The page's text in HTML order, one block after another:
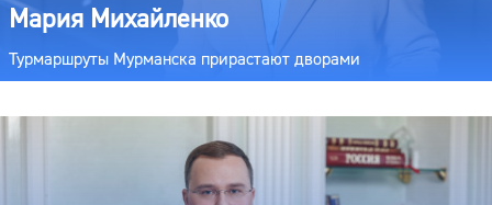
Мария Михайленко
Турмаршруты Мурманска прирастают дворами